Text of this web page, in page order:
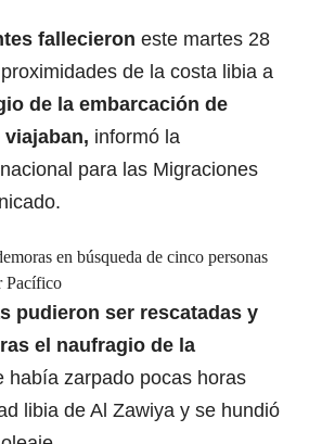
fallecieron este martes 28
de la costa libia a
de la embarcación de
viajaban, informó la
para las Migraciones
en búsqueda de cinco personas
Pacífico
pudieron ser rescatadas y
el naufragio de la
había zarpado pocas horas
libia de Al Zawiya y se hundió